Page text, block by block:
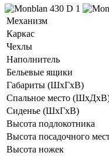
Механизм
Каркас
Чехлы
Наполнитель
Бельевые ящики
Габариты (ШхГхВ)
Спальное место
Сиденье (ШхГхВ)
Высота подлокотника
Высота посадочного
Высота ножек